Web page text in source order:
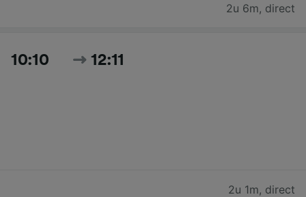
2u 6m, direct
10:10 12:11
2u 1m, direct